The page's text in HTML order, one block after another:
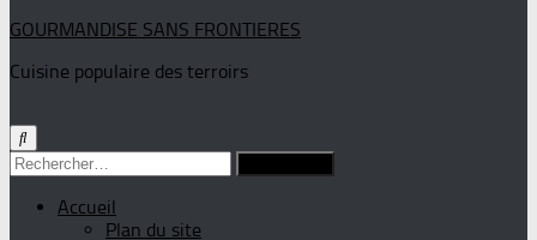
GOURMANDISE SANS FRONTIERES
Cuisine populaire des terroirs
Rechercher :
Accueil
Plan du site